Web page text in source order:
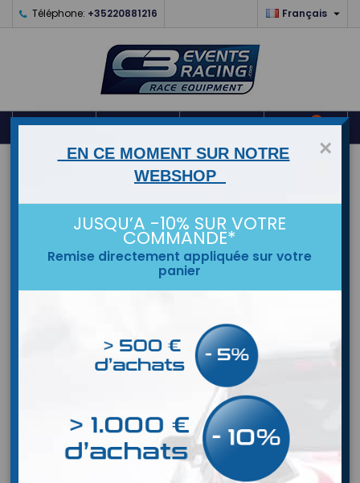
Téléphone: +35220881216 Français 
   shopping_cart0
MARQUES
×
EN CE MOMENT SUR NOTRE
WEBSHOP
JUSQU’A -10% SUR VOTRE
COMMANDE*
Remise directement appliquée sur votre
panier